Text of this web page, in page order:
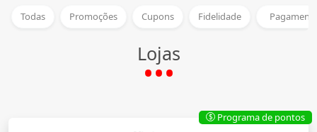
Todas Promoções Cupons Fidelidade
Lojas
$ Programa de pontos